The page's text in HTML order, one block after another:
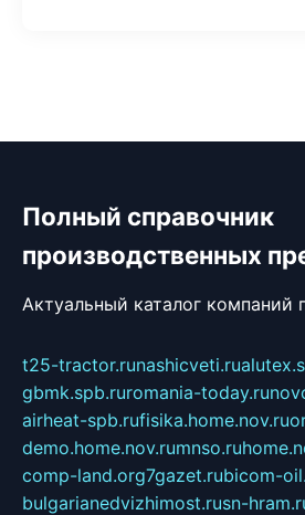
Полный справочник
производственных
Актуальный каталог компаний
t25-tractor.runashicveti.ru
gbmk.spb.ruromania-today.ru
airheat-spb.rufisika.home.nov.ru
demo.home.nov.rumnso.ru
comp-land.org7gazet.rubicom-
bulgarianedvizhimost.rusn-